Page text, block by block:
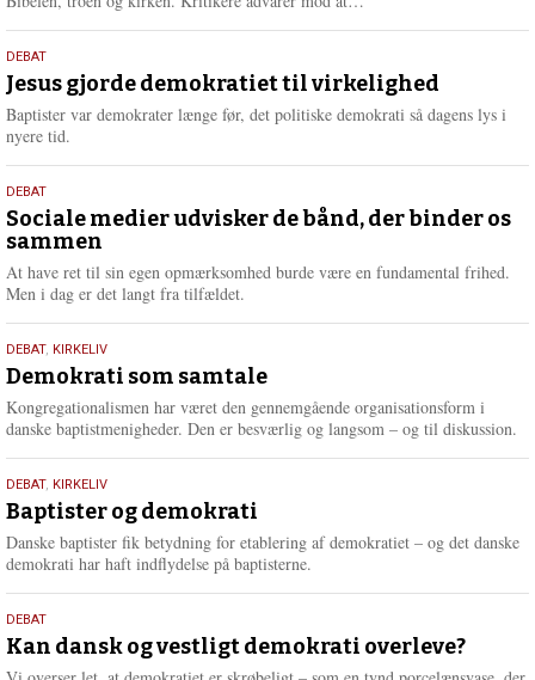
e
r
18.
maj
2026
DEBAT
Jesus gjorde demokratiet til virkelighed
Baptister var demokrater længe før, det politiske demokrati så dagens lys i
nyere tid.
18.
maj
2026
DEBAT
Sociale medier udvisker de bånd, der binder os
sammen
At have ret til sin egen opmærksomhed burde være en fundamental frihed.
Men i dag er det langt fra tilfældet.
18.
maj
2026
DEBAT, KIRKELIV
Demokrati som samtale
Kongregationalismen har været den gennemgående organisationsform i
danske baptistmenigheder. Den er besværlig og langsom – og til diskussion.
18.
maj
2026
DEBAT, KIRKELIV
Baptister og demokrati
Danske baptister fik betydning for etablering af demokratiet – og det danske
demokrati har haft indflydelse på baptisterne.
18.
maj
2026
DEBAT
Kan dansk og vestligt demokrati overleve?